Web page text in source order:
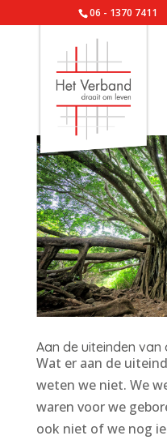
06 - 1370 7411
Aan de uiteinden van
Wat er aan de
weten we niet. We
waren voor we
ook niet of we nog